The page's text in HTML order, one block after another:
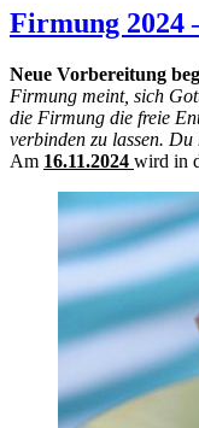
Firmung 2024
Neue Vorbereitung
Firmung meint, sich
die Firmung die freie
verbinden zu lassen. Du
Am 16.11.2024 wird in